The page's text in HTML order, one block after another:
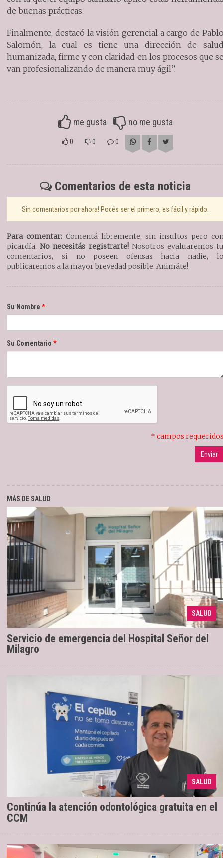
de buenas prácticas.
Finalmente, destacó la visión gerencial a cargo de Pablo
Salomón, la cual es tiene una dirección de salud
humanizada, firme y con claridad en los procesos que se
van profesionalizando de manera muy ágil”.
me gusta no me gusta
0 0 0
Comentarios de esta noticia
Sin comentarios por ahora! Podés ser el primero, es fácil y rápido.
Para comentar: Comentá libremente, sin insultos pero con
picardía.No necesitás registrarte!Nosotros evaluaremos tu
comentarios, si no poseen ofensas hacia nadie, lo
publicaremos a la mayor brevedad posible. Animáte!
Su Nombre
Su Comentario
* campos requeridos
MÁS DE SALUD
SALUD
Servicio de emergencia del Hospital Señor del
Milagro
27/07/2026 Forma parte de la etapa 3 del plan de
salud
SALUD
Continúa la atención odontológica gratuita en el
CCM
La atención será de 8 a 13 hs.